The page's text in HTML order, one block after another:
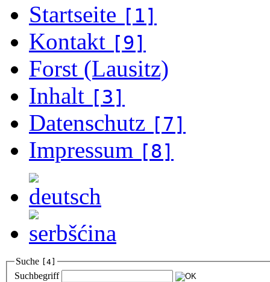
Startseite [1]
Kontakt [9]
Forst (Lausitz)
Inhalt [3]
Datenschutz [7]
Impressum [8]
Suche [4]
Suchbegriff